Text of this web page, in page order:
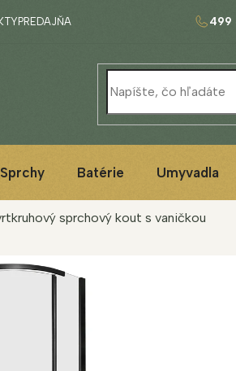
499
PREDAJŇA
Sprchy Batérie Umyvadla
sprchový kout s vaničkou